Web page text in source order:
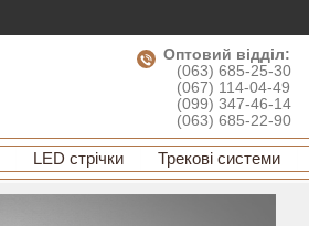
Оптовий відділ:
(063) 685-25-30
(067) 114-04-49
(099) 347-46-14
(063) 685-22-90
LED стрічки Трекові системи